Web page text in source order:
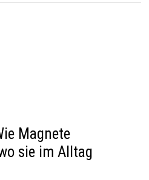
Magnete
sie im Alltag